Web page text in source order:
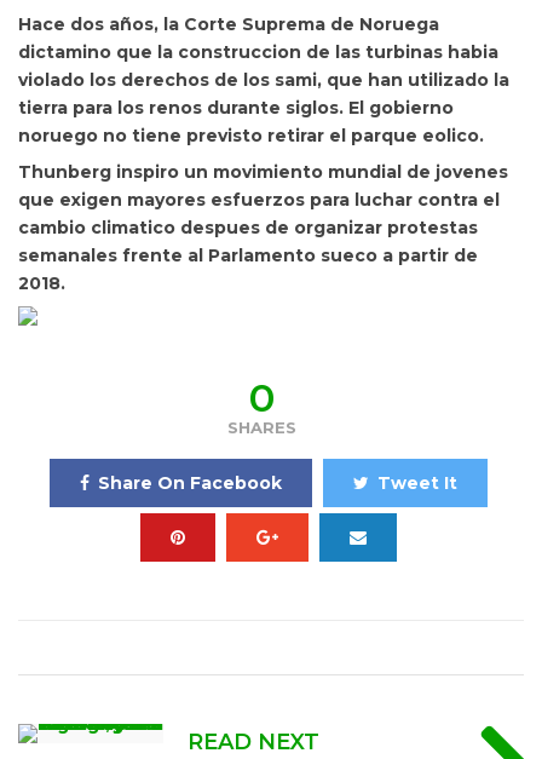
Hace dos años, la Corte Suprema de Noruega
dictamino que la construccion de las turbinas habia
violado los derechos de los sami, que han utilizado la
tierra para los renos durante siglos. El gobierno
noruego no tiene previsto retirar el parque eolico.
Thunberg inspiro un movimiento mundial de jovenes
que exigen mayores esfuerzos para luchar contra el
cambio climatico despues de organizar protestas
semanales frente al Parlamento sueco a partir de
2018.
0
SHARES
Share On Facebook Tweet It
READ NEXT